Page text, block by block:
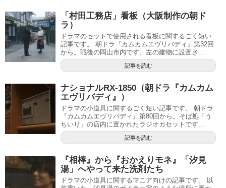
「村田工務店」看板（大阪制作の朝ド
ラ）
ドラマのセットで使用される看板に関するごく短い
記事です。 朝ドラ『カムカムエヴリバディ』第32回
から。戦後の岡山市内です。左の建物に設置さ...
記事を読む
ナショナルRX-1850（朝ドラ『カムカム
エヴリバディ』）
ドラマの小道具に関するごく短い記事です。 朝ドラ
『カムカムエヴリバディ』第80回から。そば処「う
ちいり」の店内に置かれたラジオカセットです...
記事を読む
『相棒』から『おかえりモネ』「汐見
湯」へやって来た洗剤たち
ドラマの小道具に関するマニア向けの記事です。 以